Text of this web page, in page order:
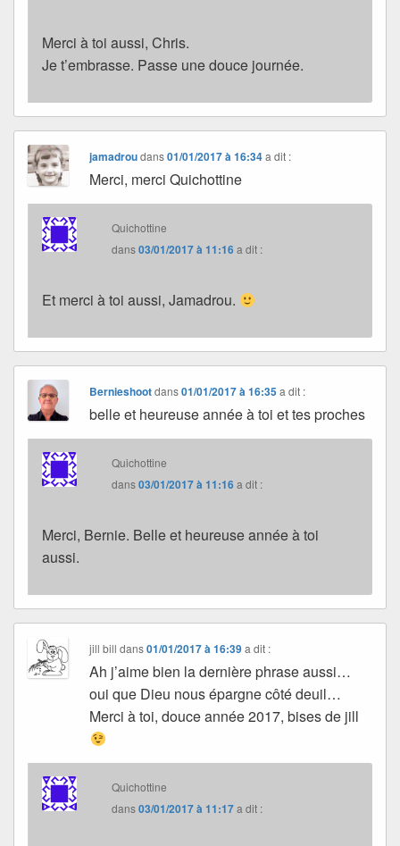
Merci à toi aussi, Chris.
Je t’embrasse. Passe une douce journée.
jamadroudans01/01/2017 à 16:34 a dit :
Merci, merci Quichottine
Quichottine
dans03/01/2017 à 11:16a dit :
Et merci à toi aussi, Jamadrou.
Bernieshootdans01/01/2017 à 16:35 a dit :
belle et heureuse année à toi et tes proches
Quichottine
dans03/01/2017 à 11:16a dit :
Merci, Bernie. Belle et heureuse année à toi
aussi.
jill bill dans01/01/2017 à 16:39 a dit :
Ah j’aime bien la dernière phrase aussi…
oui que Dieu nous épargne côté deuil…
Merci à toi, douce année 2017, bises de jill
Quichottine
dans03/01/2017 à 11:17a dit :